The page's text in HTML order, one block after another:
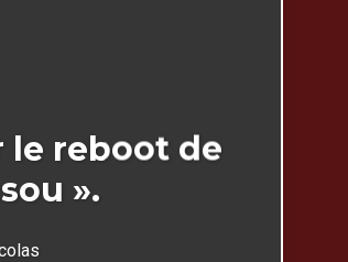
le reboot de
».